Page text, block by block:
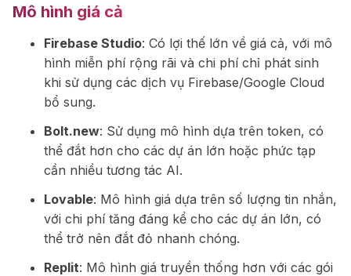
Mô hình giá cả
Firebase Studio: Có lợi thế lớn về giá cả, với mô
hình miễn phí rộng rãi và chi phí chỉ phát sinh
khi sử dụng các dịch vụ Firebase/Google Cloud
bổ sung.
Bolt.new: Sử dụng mô hình dựa trên token, có
thể đắt hơn cho các dự án lớn hoặc phức tạp
cần nhiều tương tác AI.
Lovable: Mô hình giá dựa trên số lượng tin nhắn,
với chi phí tăng đáng kể cho các dự án lớn, có
thể trở nên đắt đỏ nhanh chóng.
Replit: Mô hình giá truyền thống hơn với các gói